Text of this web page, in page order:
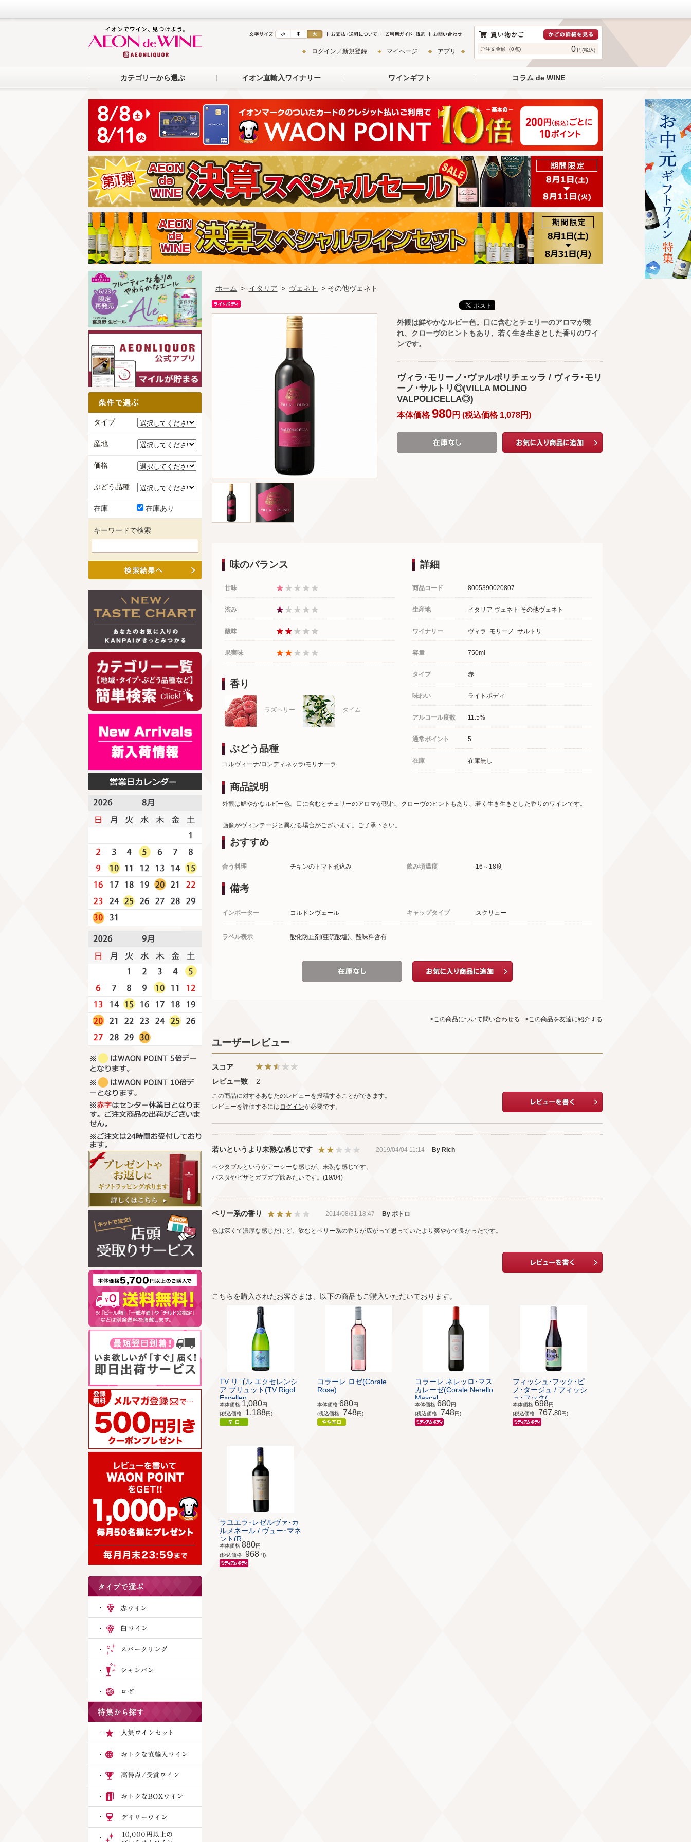
ご注文金額（0点) 0 円(税込)
ログイン／新規登録 マイページ アプリ
カテゴリーから選ぶ イオン直輸入ワイナリー ワインギフト コラム de WINE
ホーム > イタリア > ヴェネト > その他ヴェネト
外観は鮮やかなルビー色。口に含むとチェリーのアロマが現
れ、クローヴのヒントもあり、若く生き生きとした香りのワイ
ンです。
ヴィラ･モリーノ･ヴァルポリチェッラ / ヴィラ･モリ
ーノ･サルトリ◎(VILLA MOLINO
VALPOLICELLA◎)
本体価格980円 (税込価格 1,078円)
詳細
商品コード 8005390020807
生産地 イタリア ヴェネト その他ヴェネト
ワイナリー ヴィラ･モリーノ･サルトリ
容量 750ml
タイプ 赤
味わい ライトボディ
アルコール度数 11.5%
通常ポイント 5
在庫 在庫無し
味のバランス
甘味
渋み
酸味
果実味
香り
ラズベリー タイム
ぶどう品種
コルヴィーナ/ロンディネッラ/モリナーラ
商品説明
外観は鮮やかなルビー色。口に含むとチェリーのアロマが現れ、クローヴのヒントもあり、若く生き生きとした香りのワインです。
画像がヴィンテージと異なる場合がございます。ご了承下さい。
おすすめ
合う料理 チキンのトマト煮込み 飲み頃温度 16～18度
備考
インポーター コルドンヴェール キャップタイプ スクリュー
ラベル表示 酸化防止剤(亜硫酸塩)、酸味料含有
>この商品について問い合わせる >この商品を友達に紹介する
ユーザーレビュー
スコア
レビュー数
2
この商品に対するあなたのレビューを投稿することができます。
レビューを評価するには ログインが必要です。
若いというより未熟な感じです 2019/04/04 11:14 By Rich
ベジタブルというかアーシーな感じが、未熟な感じです。
パスタやピザとガブガブ飲みたいです。(19/04)
ベリー系の香り 2014/08/31 18:47 By ポトロ
色は深くて濃厚な感じだけど、飲むとベリー系の香りが広がって思っていたより爽やかで良かったです。
こちらを購入されたお客さまは、以下の商品もご購入いただいております。
TV リゴル エクセレンシ
ア ブリュット(TV Rigol
Excellen...
本体価格 1,080円
(税込価格
1,188円)
コラーレ ロゼ(Corale
Rose)
本体価格 680円
(税込価格
748円)
コラーレ ネレッロ･マス
カレーゼ(Corale Nerello
Mascal...
本体価格 680円
(税込価格
748円)
フィッシュ･フック･ピ
ノ･タージュ / フィッシ
ュ･フック(...
本体価格 698円
(税込価格
767.80円)
ラユエラ･レゼルヴァ･カ
ルメネール / ヴュー･マネ
ント(R...
本体価格 880円
(税込価格
968円)
タイプ
産地
価格
ぶどう品種
在庫 在庫あり
キーワードで検索